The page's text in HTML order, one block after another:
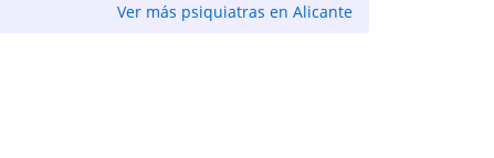
Ver más psiquiatras en Alicante